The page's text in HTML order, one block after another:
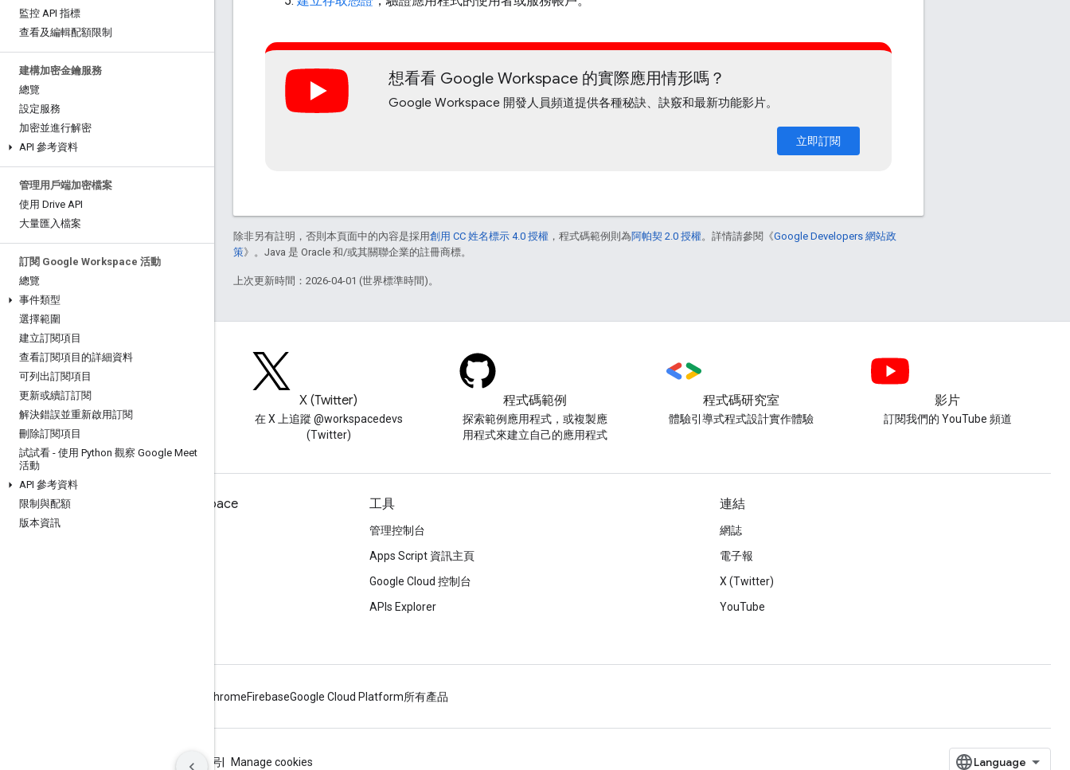
監控 API 指標
查看及編輯配額限制
建構加密金鑰服務
總覽
設定服務
加密並進行解密
API 參考資料
管理用戶端加密檔案
使用 Drive API
大量匯入檔案
訂閱 Google Workspace 活動
總覽
事件類型
選擇範圍
建立訂閱項目
查看訂閱項目的詳細資料
可列出訂閱項目
更新或續訂訂閱
解決錯誤並重新啟用訂閱
刪除訂閱項目
試試看 - 使用 Python 觀察 Google Meet
活動
API 參考資料
限制與配額
版本資訊
想看看 Google Workspace 的實際應用情形嗎？
Google Workspace 開發人員頻道提供各種秘訣、訣竅和最新功能影片。
立即訂閱
除非另有註明，否則本頁面中的內容是採用創用 CC 姓名標示 4.0 授權 ，程式碼範例則為阿帕契 2.0 授權。詳情請參閱《Google Developers 網站政
策》。Java 是 Oracle 和/或其關聯企業的註冊商標。
上次更新時間：2026-04-01 (世界標準時間)。
閱讀 Google Workspace 開發
X (Twitter)
在 X 上追蹤 @workspacedevs
(Twitter)
程式碼範例
探索範例應用程式，或複製應
用程式來建立自己的應用程式
程式碼研究室
體驗引導式程式設計實作體驗
影片
訂閱我們的 YouTube 頻道
適用於開發人員的 Google Workspace
平台總覽
工具
管理控制台
Apps Script 資訊主頁
Google Cloud 控制台
APIs Explorer
連結
網誌
電子報
X (Twitter)
YouTube
ChromeFirebaseGoogle Cloud Platform所有產品
ICP证合字B2-20070004号 Manage cookies